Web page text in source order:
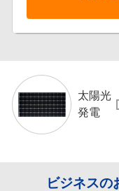
太陽光
発電
ビジネスの